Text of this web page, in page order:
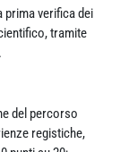
prima verifica dei
tramite
del percorso
registiche,